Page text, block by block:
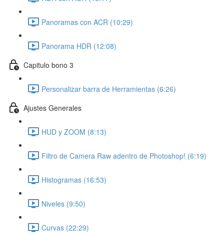
Panoramas con ACR (10:29)
Panorama HDR (12:08)
Capitulo bono 3
Personalizar barra de Herramientas (6:26)
Ajustes Generales
HUD y ZOOM (8:13)
Filtro de Camera Raw adentro de Photoshop! (6:19)
Histogramas (16:53)
Niveles (9:50)
Curvas (22:29)